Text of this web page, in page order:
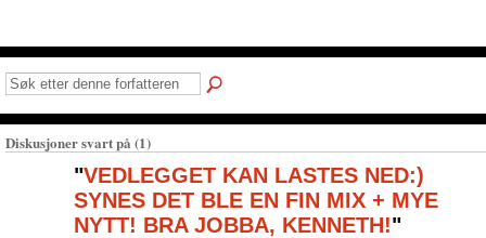
Diskusjoner svart på (1)
"VEDLEGGET KAN LASTES NED:)
SYNES DET BLE EN FIN MIX + MYE
NYTT! BRA JOBBA, KENNETH!"